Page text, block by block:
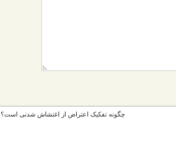
چگونه تفکیک اعتراض از اغتشاش شدنی است؟